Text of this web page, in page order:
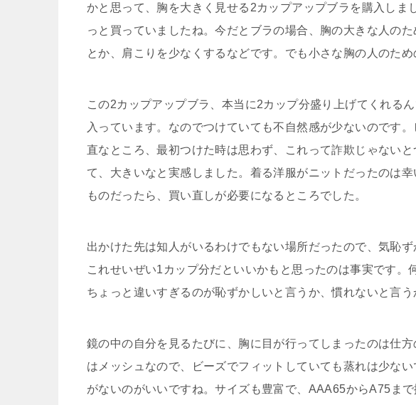
かと思って、胸を大きく見せる2カップアップブラを購入しま
っと買っていましたね。今だとブラの場合、胸の大きな人の
とか、肩こりを少なくするなどです。でも小さな胸の人のた
この2カップアップブラ、本当に2カップ分盛り上げてくれる
入っています。なのでつけていても不自然感が少ないのです
直なところ、最初つけた時は思わず、これって詐欺じゃない
て、大きいなと実感しました。着る洋服がニットだったのは
ものだったら、買い直しが必要になるところでした。
出かけた先は知人がいるわけでもない場所だったので、気恥
これせいぜい1カップ分だといいかもと思ったのは事実です。
ちょっと違いすぎるのが恥ずかしいと言うか、慣れないと言う
鏡の中の自分を見るたびに、胸に目が行ってしまったのは仕
はメッシュなので、ビーズでフィットしていても蒸れは少な
がないのがいいですね。サイズも豊富で、AAA65からA75ま